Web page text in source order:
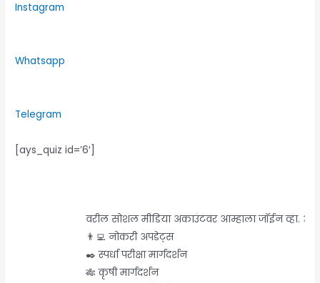
Instagram
Whatsapp
Telegram
[ays_quiz id=’6′]
वरील सोशल मीडिया अकाउंटवर आम्हाला जॉईन व्हा.
👨‍💻 नोकरी अपडेट्स
✒️ स्पर्धा परीक्षा मार्गदर्शन
🎋 कृषी मार्गदर्शन